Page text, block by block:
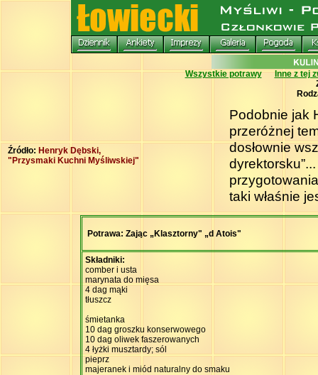
Wszystkie potrawy
Inne z tej
Źródło: Henryk Dębski,
"Przysmaki Kuchni Myśliwskiej"
Podobnie jak
przeróżnej
dosłownie
taki właśnie
Potrawa: Zając „Klasztorny" „d Atois"
Składniki:
comber i usta
marynata do mięsa
4 dag mąki
tłuszcz
śmietanka
10 dag groszku konserwowego
10 dag oliwek faszerowanych
4 łyżki musztardy; sól
pieprz
majeranek i miód naturalny do smaku